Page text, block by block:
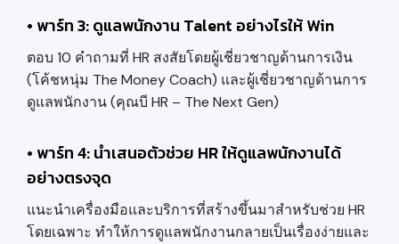
• พาร์ท 3: ดูแลพนักงาน Talent อย่างไรให้ Win
ตอบ 10 คำถามที่ HR สงสัยโดยผู้เชี่ยวชาญด้านการเงิน
(โค้ชหนุ่ม The Money Coach) และผู้เชี่ยวชาญด้านการ
ดูแลพนักงาน (คุณบี HR – The Next Gen)
• พาร์ท 4: นำเสนอตัวช่วย HR ให้ดูแลพนักงานได้
อย่างตรงจุด
แนะนำเครื่องมือและบริการที่สร้างขึ้นมาสำหรับช่วย HR
โดยเฉพาะ ทำให้การดูแลพนักงานกลายเป็นเรื่องง่ายและ